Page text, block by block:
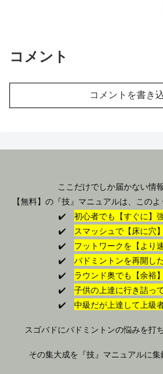
コメント
コメントを書き
ここだけでしか届かない情
【無料】の『技』マニュアルは、この
✔️ 初心者でも【すぐに】
✔️ スマッシュで【床に穴
✔️ フットワークを【より
✔️ バドミントンを再開し
✔️ ラウンド奥でも【余裕
✔️ 子供の上達に行き詰っ
✔️ 中級だが上達して上級
スゴバドにバドミントンの悩みを打
その集大成を『技』マニュアルに集